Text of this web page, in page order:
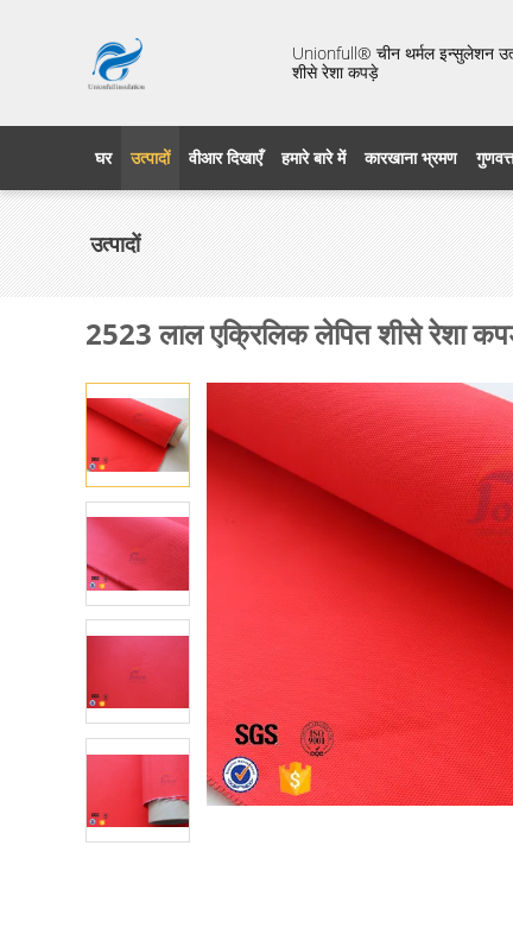
Unionfull® चीन थर्मल इन्सुलेशन
शीसे रेशा कपड़े
घर उत्पादों वीआर दिखाएँ हमारे बारे में कारखाना भ्रमण
उत्पादों
2523 लाल एक्रिलिक लेपित शीसे रेशा